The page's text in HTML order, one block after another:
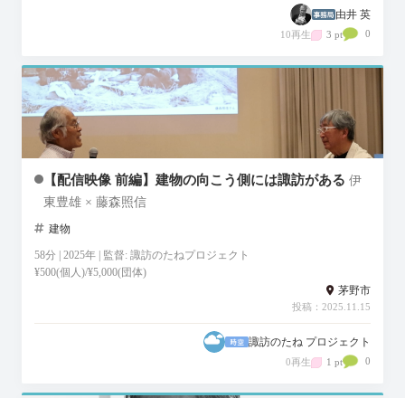
由井 英
10再生 3 pt 0
【配信映像 前編】建物の向こう側には諏訪がある 伊
東豊雄 × 藤森照信
建物
58分 | 2025年 | 監督: 諏訪のたねプロジェクト
¥500(個人)/¥5,000(団体)
茅野市
投稿：2025.11.15
諏訪のたね プロジェクト
0再生 1 pt 0